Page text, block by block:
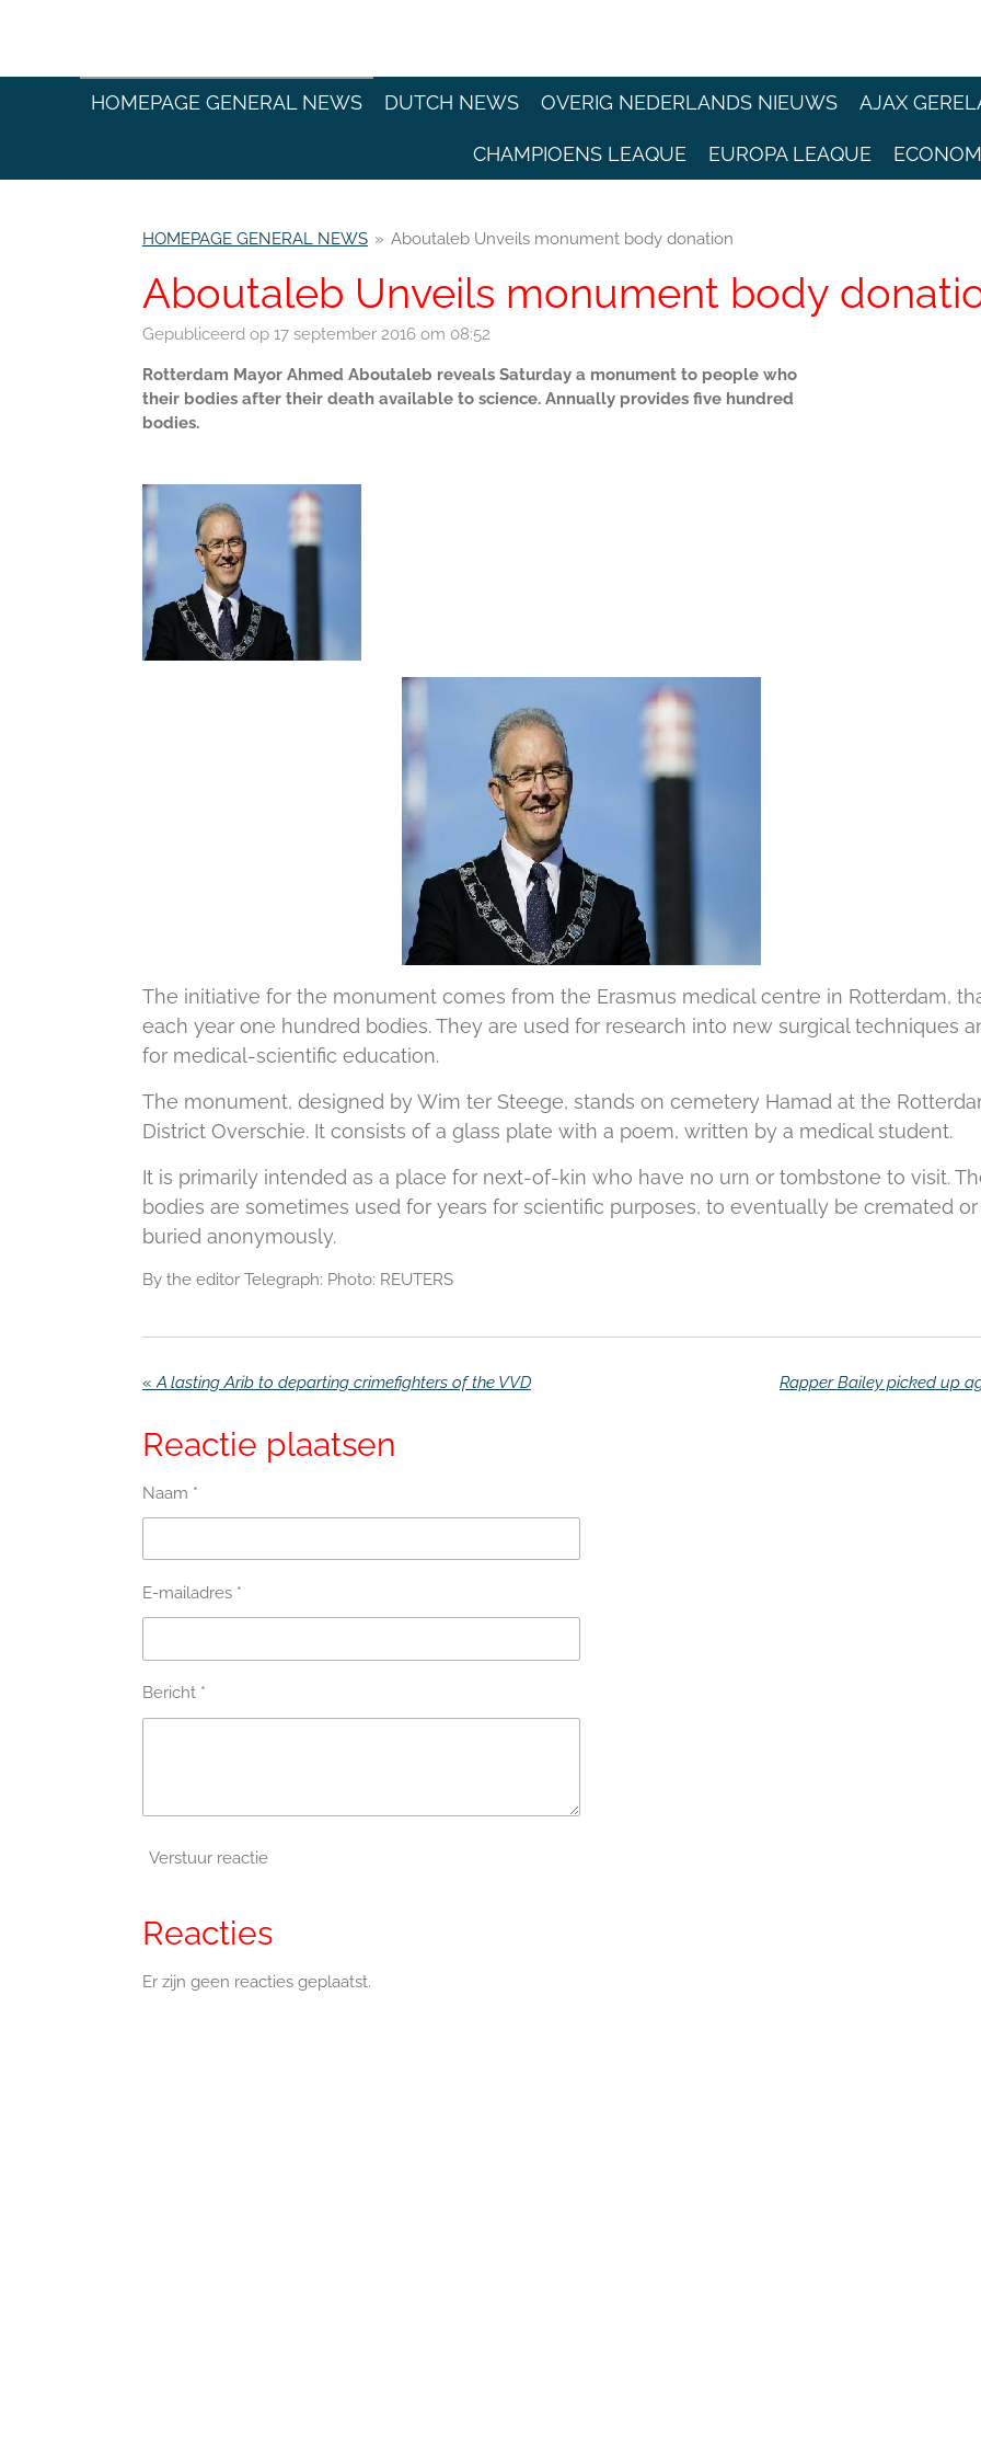
HOMEPAGE GENERAL NEWS DUTCH NEWS OVERIG NEDERLANDS NIEUWS AJAX
CHAMPIOENS LEAQUE EUROPA LEAQUE
HOMEPAGE GENERAL NEWS » Aboutaleb Unveils monument body donation
Aboutaleb Unveils monument body
Gepubliceerd op 17 september 2016 om 08:52
Rotterdam Mayor Ahmed Aboutaleb reveals Saturday a monument to people who
their bodies after their death available to science. Annually provides five hundred
bodies.
The initiative for the monument comes from the Erasmus medical centre in Rotterdam,
each year one hundred bodies. They are used for research into new surgical techniques
for medical-scientific education.
The monument, designed by Wim ter Steege, stands on cemetery Hamad at the
District Overschie. It consists of a glass plate with a poem, written by a medical student.
It is primarily intended as a place for next-of-kin who have no urn or tombstone to visit.
bodies are sometimes used for years for scientific purposes, to eventually be cremated or
buried anonymously.
By the editor Telegraph: Photo: REUTERS
« A lasting Arib to departing crimefighters of the VVD Rapper Bailey picked up
Reactie plaatsen
Naam *
E-mailadres *
Bericht *
Verstuur reactie
Reacties
Er zijn geen reacties geplaatst.